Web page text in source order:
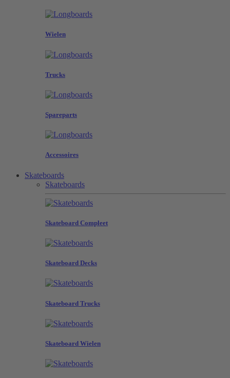
Wielen
Trucks
Spareparts
Accessoires
Skateboards
Skateboards
Skateboard Compleet
Skateboard Decks
Skateboard Trucks
Skateboard Wielen